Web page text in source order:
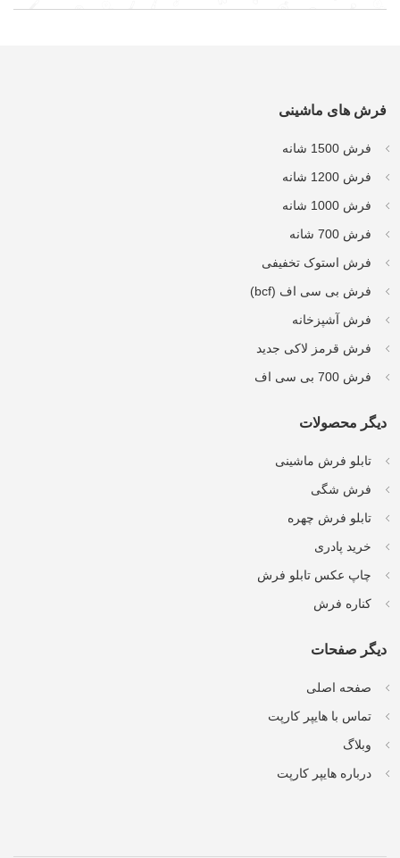
فرش های ماشینی
فرش 1500 شانه
فرش 1200 شانه
فرش 1000 شانه
فرش 700 شانه
فرش استوک تخفیفی
فرش بی سی اف (bcf)
فرش آشپزخانه
فرش قرمز لاکی جدید
فرش 700 بی سی اف
دیگر محصولات
تابلو فرش ماشینی
فرش شگی
تابلو فرش چهره
خرید پادری
چاپ عکس تابلو فرش
کناره فرش
دیگر صفحات
صفحه اصلی
تماس با هایپر کارپت
وبلاگ
درباره هایپر کارپت